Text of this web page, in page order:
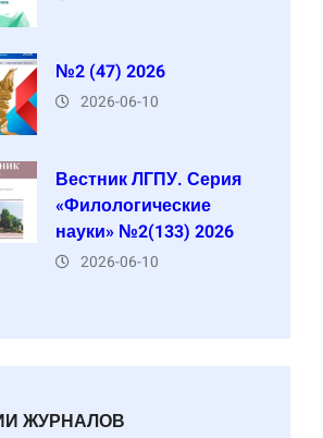
№2 (47) 2026
2026-06-10
Вестник ЛГПУ. Серия
«Филологические
науки» №2(133) 2026
2026-06-10
ЖУРНАЛОВ